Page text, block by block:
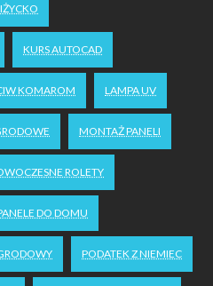
KURS AUTOCAD
KOMAROM LAMPA UV
MONTAŻ PANELI
ROLETY
DO DOMU
PODATEK Z NIEMIEC